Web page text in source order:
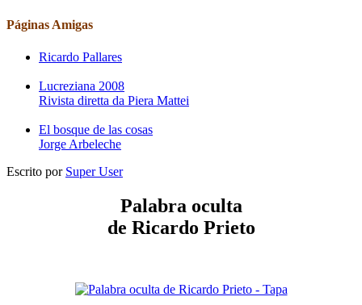
Páginas Amigas
Ricardo Pallares
Lucreziana 2008
Rivista diretta da Piera Mattei
El bosque de las cosas
Jorge Arbeleche
Escrito por Super User
Palabra oculta
de Ricardo Prieto